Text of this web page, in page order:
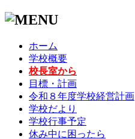
ホーム
学校概要
校長室から
目標・計画
令和８年度学校経営計画
学校だより
学校行事予定
休み中に困ったら